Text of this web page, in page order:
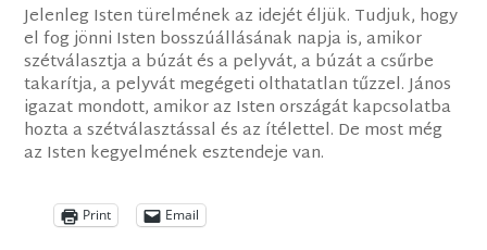
Jelenleg Isten türelmének az idejét éljük. Tudjuk, hogy
el fog jönni Isten bosszúállásának napja is, amikor
szétválasztja a búzát és a pelyvát, a búzát a csűrbe
takarítja, a pelyvát megégeti olthatatlan tűzzel. János
igazat mondott, amikor az Isten országát kapcsolatba
hozta a szétválasztással és az ítélettel. De most még
az Isten kegyelmének esztendeje van.
Print Email